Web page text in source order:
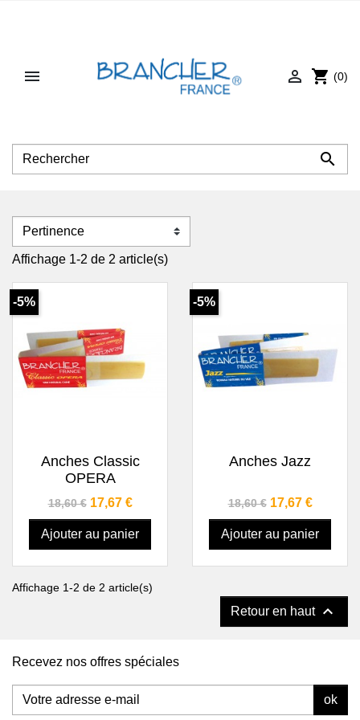


 shopping_cart (0)
Affichage 1-2 de 2 article(s)
Anches Classic
OPERA
Prix de base
18,60 € Prix
17,67 €
Ajouter au panier
-5%
Anches Jazz
Prix de base
18,60 € Prix
17,67 €
Ajouter au panier
-5%
Affichage 1-2 de 2 article(s)
Retour en haut 
Recevez nos offres spéciales
ok